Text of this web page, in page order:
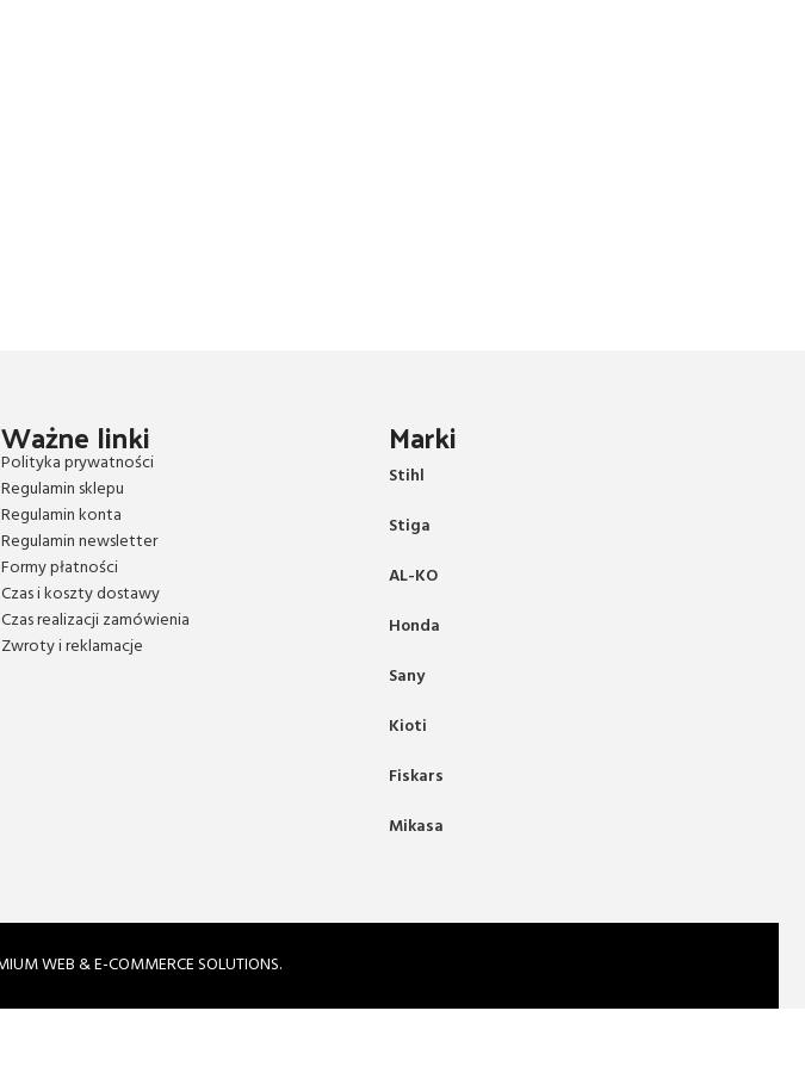
Ważne linki
Polityka prywatności
Regulamin sklepu
Regulamin konta
Regulamin newsletter
Formy płatności
Czas i koszty dostawy
Czas realizacji zamówienia
Zwroty i reklamacje
Marki
Stihl
Stiga
AL-KO
Honda
Sany
Kioti
Fiskars
Mikasa
WEB & E-COMMERCE SOLUTIONS.